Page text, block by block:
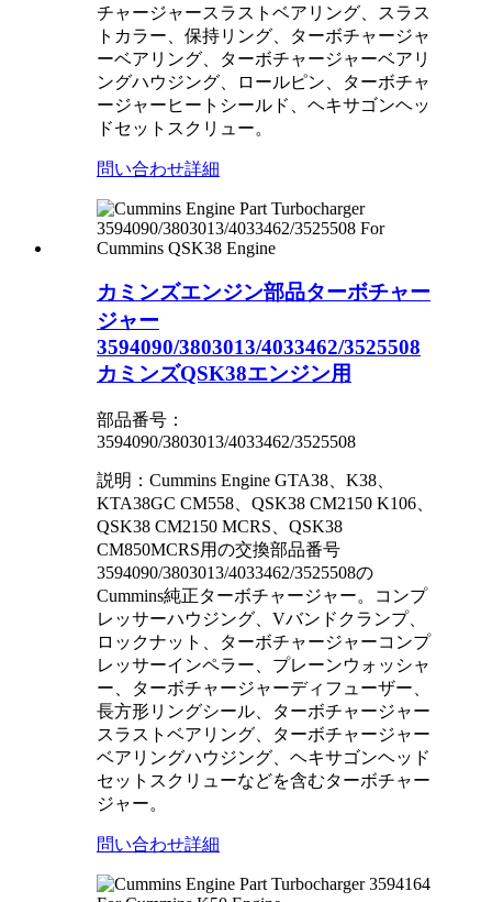
チャージャースラストベアリング、スラス
トカラー、保持リング、ターボチャージャ
ーベアリング、ターボチャージャーベアリ
ングハウジング、ロールピン、ターボチャ
ージャーヒートシールド、ヘキサゴンヘッ
ドセットスクリュー。
問い合わせ詳細
カミンズエンジン部品ターボチャー
ジャー
3594090/3803013/4033462/3525508
カミンズQSK38エンジン用
部品番号：
3594090/3803013/4033462/3525508
説明：Cummins Engine GTA38、K38、
KTA38GC CM558、QSK38 CM2150 K106、
QSK38 CM2150 MCRS、QSK38
CM850MCRS用の交換部品番号
3594090/3803013/4033462/3525508の
Cummins純正ターボチャージャー。コンプ
レッサーハウジング、Vバンドクランプ、
ロックナット、ターボチャージャーコンプ
レッサーインペラー、プレーンウォッシャ
ー、ターボチャージャーディフューザー、
長方形リングシール、ターボチャージャー
スラストベアリング、ターボチャージャー
ベアリングハウジング、ヘキサゴンヘッド
セットスクリューなどを含むターボチャー
ジャー。
問い合わせ詳細